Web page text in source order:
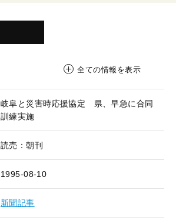
全ての情報を表示
岐阜と災害時応援協定 県、早急に合同
訓練実施
読売：朝刊
1995-08-10
新聞記事